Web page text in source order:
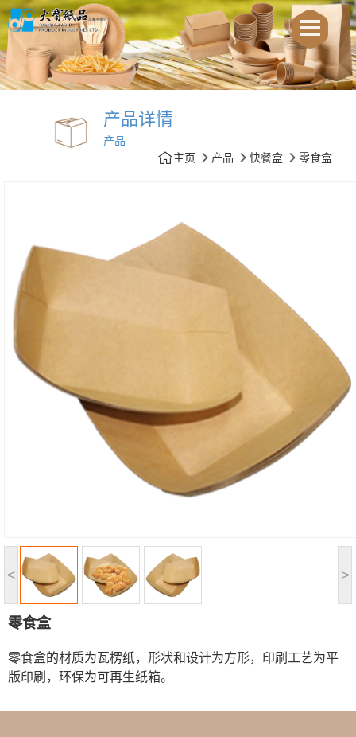
产品详情
产品
主页
产品 快餐盒 零食盒
< >
零食盒
零食盒的材质为瓦楞纸，形状和设计为方形，印刷工艺为平
版印刷，环保为可再生纸箱。